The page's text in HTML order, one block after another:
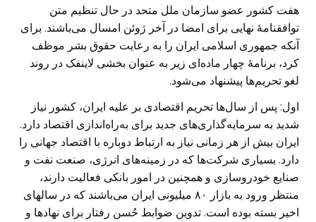
هفت کشور عضو سازمان ملل متحد در حال تنظیم متن
توافقنامهٔ نهایی برای امضا در آخر ژوئن امسال می‌باشند. برای
آنکه جمهوری اسلامی ایران را به رعایت حقوق بشر موظف
کرد، برنامهٔ چهار ماده‌ای زیر به عنوان بخشی لاینفک در روند
لغو تحریم‌ها پیشنهاد می‌شود.
اول: پس از سال‌ها تحریم اقتصادی بر علیه ایران، کشور نیاز
شدید به سرمایه‌گذاری‌های جدید برای به‌راه‌اندازی اقتصاد دارد.
ایران بیش از هر زمانی نیاز به ارتباط دوباره با اقتصاد جهانی را
دارد. بسیاری شرکت‌ها که در زمینه‌های انرژی، صنعت نفت و
صنایع خودروسازی و همچنین در امور بانکی فعالیت دارند،
منتظر ورود به بازار ۸۰ میلیونی ایران می‌باشند که در سالهای
اخیر بسته بوده است. تدوین ضوابط حُسن رفتار برای نهاد‌ها و